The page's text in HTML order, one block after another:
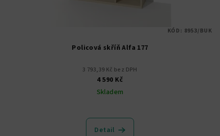
Policová skříň Alfa 177
3 793,39 Kč bez DPH
4 590 Kč
Skladem
Detail
KÓD: 8953/BUK